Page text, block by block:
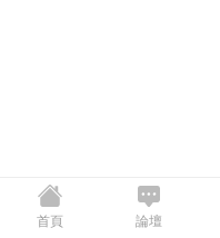
首頁 論壇